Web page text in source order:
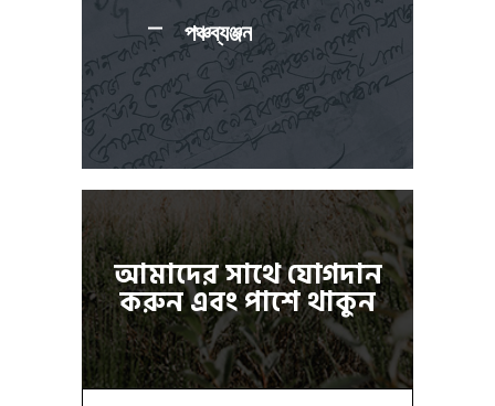
পঞ্চব্যঞ্জন
আমাদের সাথে যোগদান
করুন এবং পাশে থাকুন